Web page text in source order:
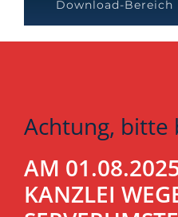
Download-Bereich
Achtung, bitte
AM
KANZLEI